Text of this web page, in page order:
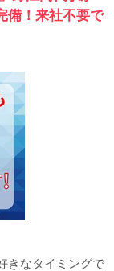
備！来社不要で
きなタイミングで